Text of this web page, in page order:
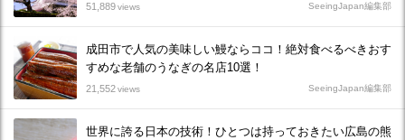
51,889views SeeingJapan編集部
成田市で人気の美味しい鰻ならココ！絶対食べるべきおす
すめな老舗のうなぎの名店10選！
21,552views SeeingJapan編集部
世界に誇る日本の技術！ひとつは持っておきたい広島の熊